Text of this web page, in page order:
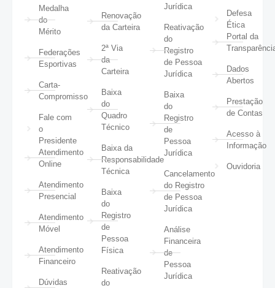
Medalha
do
Mérito
Federações
Esportivas
Carta-
Compromisso
Fale com
o
Presidente
Atendimento
Online
Atendimento
Presencial
Atendimento
Móvel
Atendimento
Financeiro
Dúvidas
Renovação
da Carteira
2ª Via
da
Carteira
Baixa
do
Quadro
Técnico
Baixa da
Responsabilidade
Técnica
Baixa
do
Registro
de
Pessoa
Física
Reativação
do
Jurídica
Reativação
do
Registro
de Pessoa
Jurídica
Baixa
do
Registro
de
Pessoa
Jurídica
Cancelamento
do Registro
de Pessoa
Jurídica
Análise
Financeira
de
Pessoa
Jurídica
Defesa
Ética
Portal da
Dados
Abertos
Prestação
de Contas
Acesso à
Informação
Ouvidoria